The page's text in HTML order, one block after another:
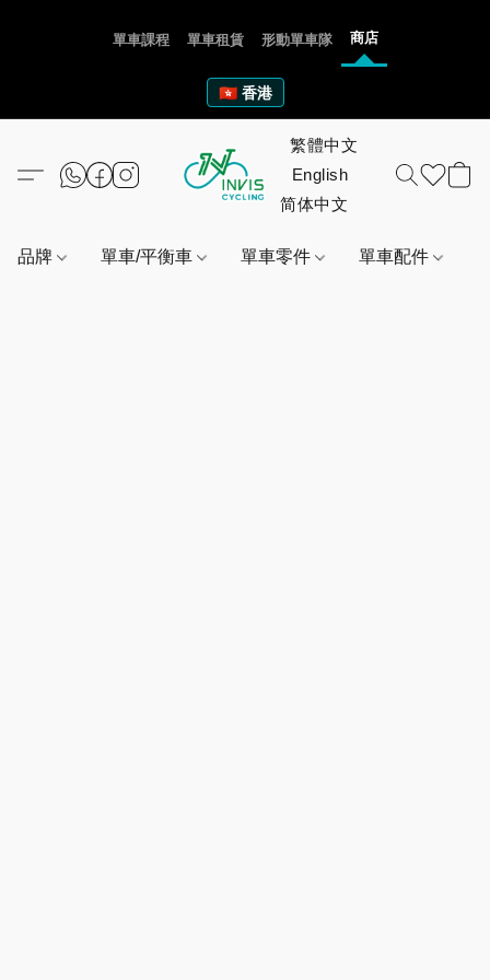
單車課程 單車租賃 形動單車隊 商店
🇭🇰 香港
品牌 單車/平衡車 單車零件 單車配件